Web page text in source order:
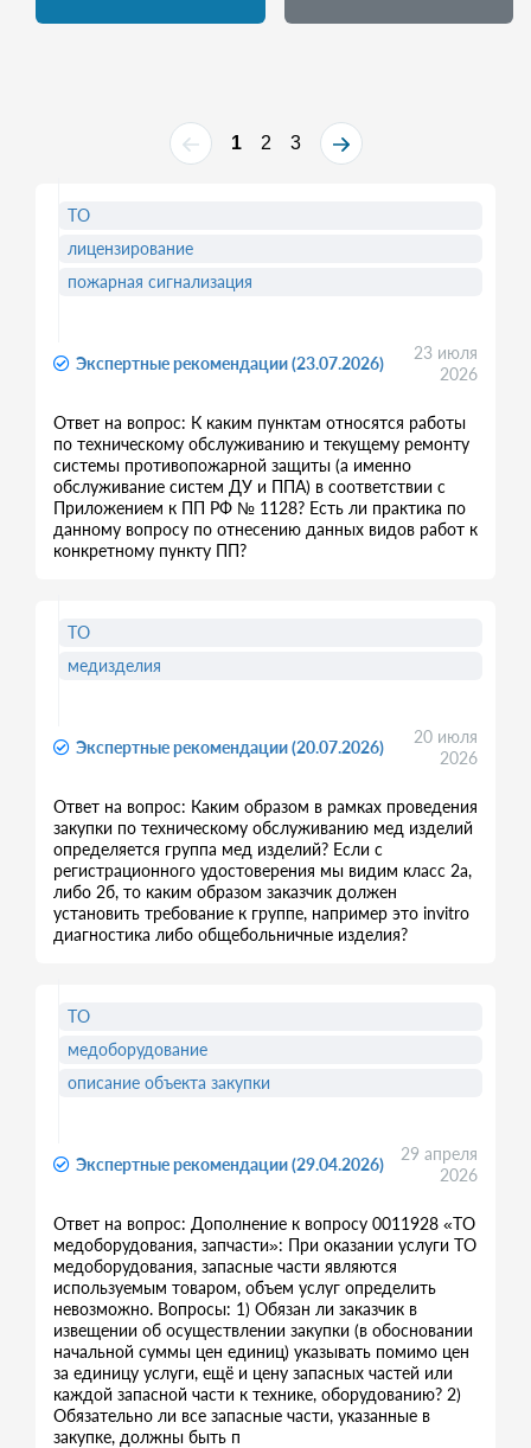
1 2 3
Экспертные рекомендации (23.07.2026)
23 июля
2026
Ответ на вопрос: К каким пунктам относятся работы
по техническому обслуживанию и текущему ремонту
системы противопожарной защиты (а именно
обслуживание систем ДУ и ППА) в соответствии с
Приложением к ПП РФ № 1128? Есть ли практика по
данному вопросу по отнесению данных видов работ к
конкретному пункту ПП?
ТО
лицензирование
пожарная сигнализация
Экспертные рекомендации (20.07.2026)
20 июля
2026
Ответ на вопрос: Каким образом в рамках проведения
закупки по техническому обслуживанию мед изделий
определяется группа мед изделий? Если с
регистрационного удостоверения мы видим класс 2а,
либо 2б, то каким образом заказчик должен
установить требование к группе, например это invitro
диагностика либо общебольничные изделия?
ТО
медизделия
Экспертные рекомендации (29.04.2026)
29 апреля
2026
Ответ на вопрос: Дополнение к вопросу 0011928 «ТО
медоборудования, запчасти»: При оказании услуги ТО
медоборудования, запасные части являются
используемым товаром, объем услуг определить
невозможно. Вопросы: 1) Обязан ли заказчик в
извещении об осуществлении закупки (в обосновании
начальной суммы цен единиц) указывать помимо цен
за единицу услуги, ещё и цену запасных частей или
каждой запасной части к технике, оборудованию? 2)
Обязательно ли все запасные части, указанные в
закупке, должны быть п
ТО
медоборудование
описание объекта закупки